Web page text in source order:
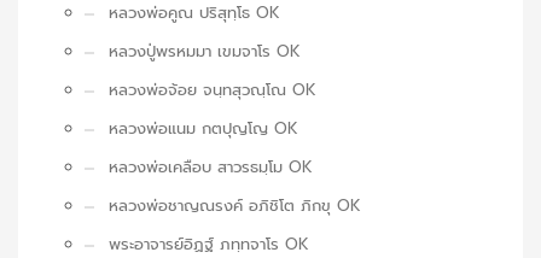
หลวงพ่อคูณ ปริสุทฺโธ OK
หลวงปู่พรหมมา เขมจาโร OK
หลวงพ่อจ้อย จนฺทสุวณฺโณ OK
หลวงพ่อแนม กตปุญโญ OK
หลวงพ่อเคลือบ สาวรธมฺโม OK
หลวงพ่อชาญณรงค์ อภิชิโต ภิกขุ OK
พระอาจารย์อิฏฐ์ ภทฺทจาโร OK